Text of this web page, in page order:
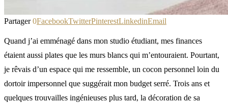
Partager 0FacebookTwitterPinterestLinkedinEmail
Quand j’ai emménagé dans mon studio étudiant, mes finances
étaient aussi plates que les murs blancs qui m’entouraient. Pourtant,
je rêvais d’un espace qui me ressemble, un cocon personnel loin du
dortoir impersonnel que suggérait mon budget serré. Trois ans et
quelques trouvailles ingénieuses plus tard, la décoration de sa